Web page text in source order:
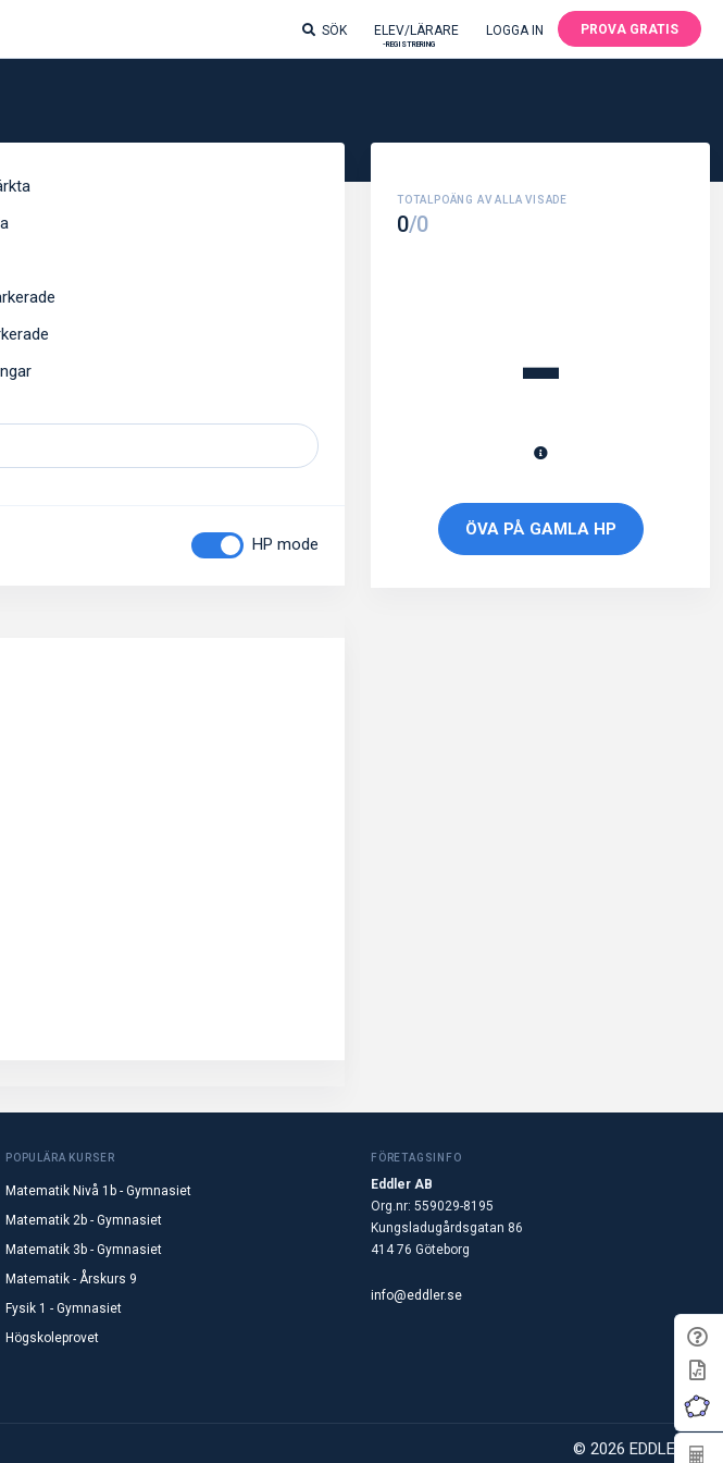
SÖK ELEV/LÄRARE
-REGISTRERING
LOGGA IN PROVA GRATIS
Visa endast bokmärkta
Visa endast ogjorda
Dölj dina svar/lösningar
HP mode
0/0
-
ÖVA PÅ GAMLA HP
POPULÄRA KURSER
Matematik Nivå 1b - Gymnasiet
Matematik 2b - Gymnasiet
Matematik 3b - Gymnasiet
Matematik - Årskurs 9
Fysik 1 - Gymnasiet
Högskoleprovet
FÖRETAGSINFO
Eddler AB
Org.nr: 559029-8195
Kungsladugårdsgatan 86
414 76 Göteborg
info@eddler.se
© 2026 EDDLER AB